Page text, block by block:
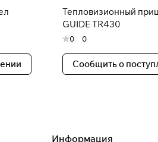
Тепловизионный
GUIDE TR430
0 0
Сообщить о
Информация